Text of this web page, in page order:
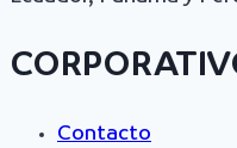
Contacto